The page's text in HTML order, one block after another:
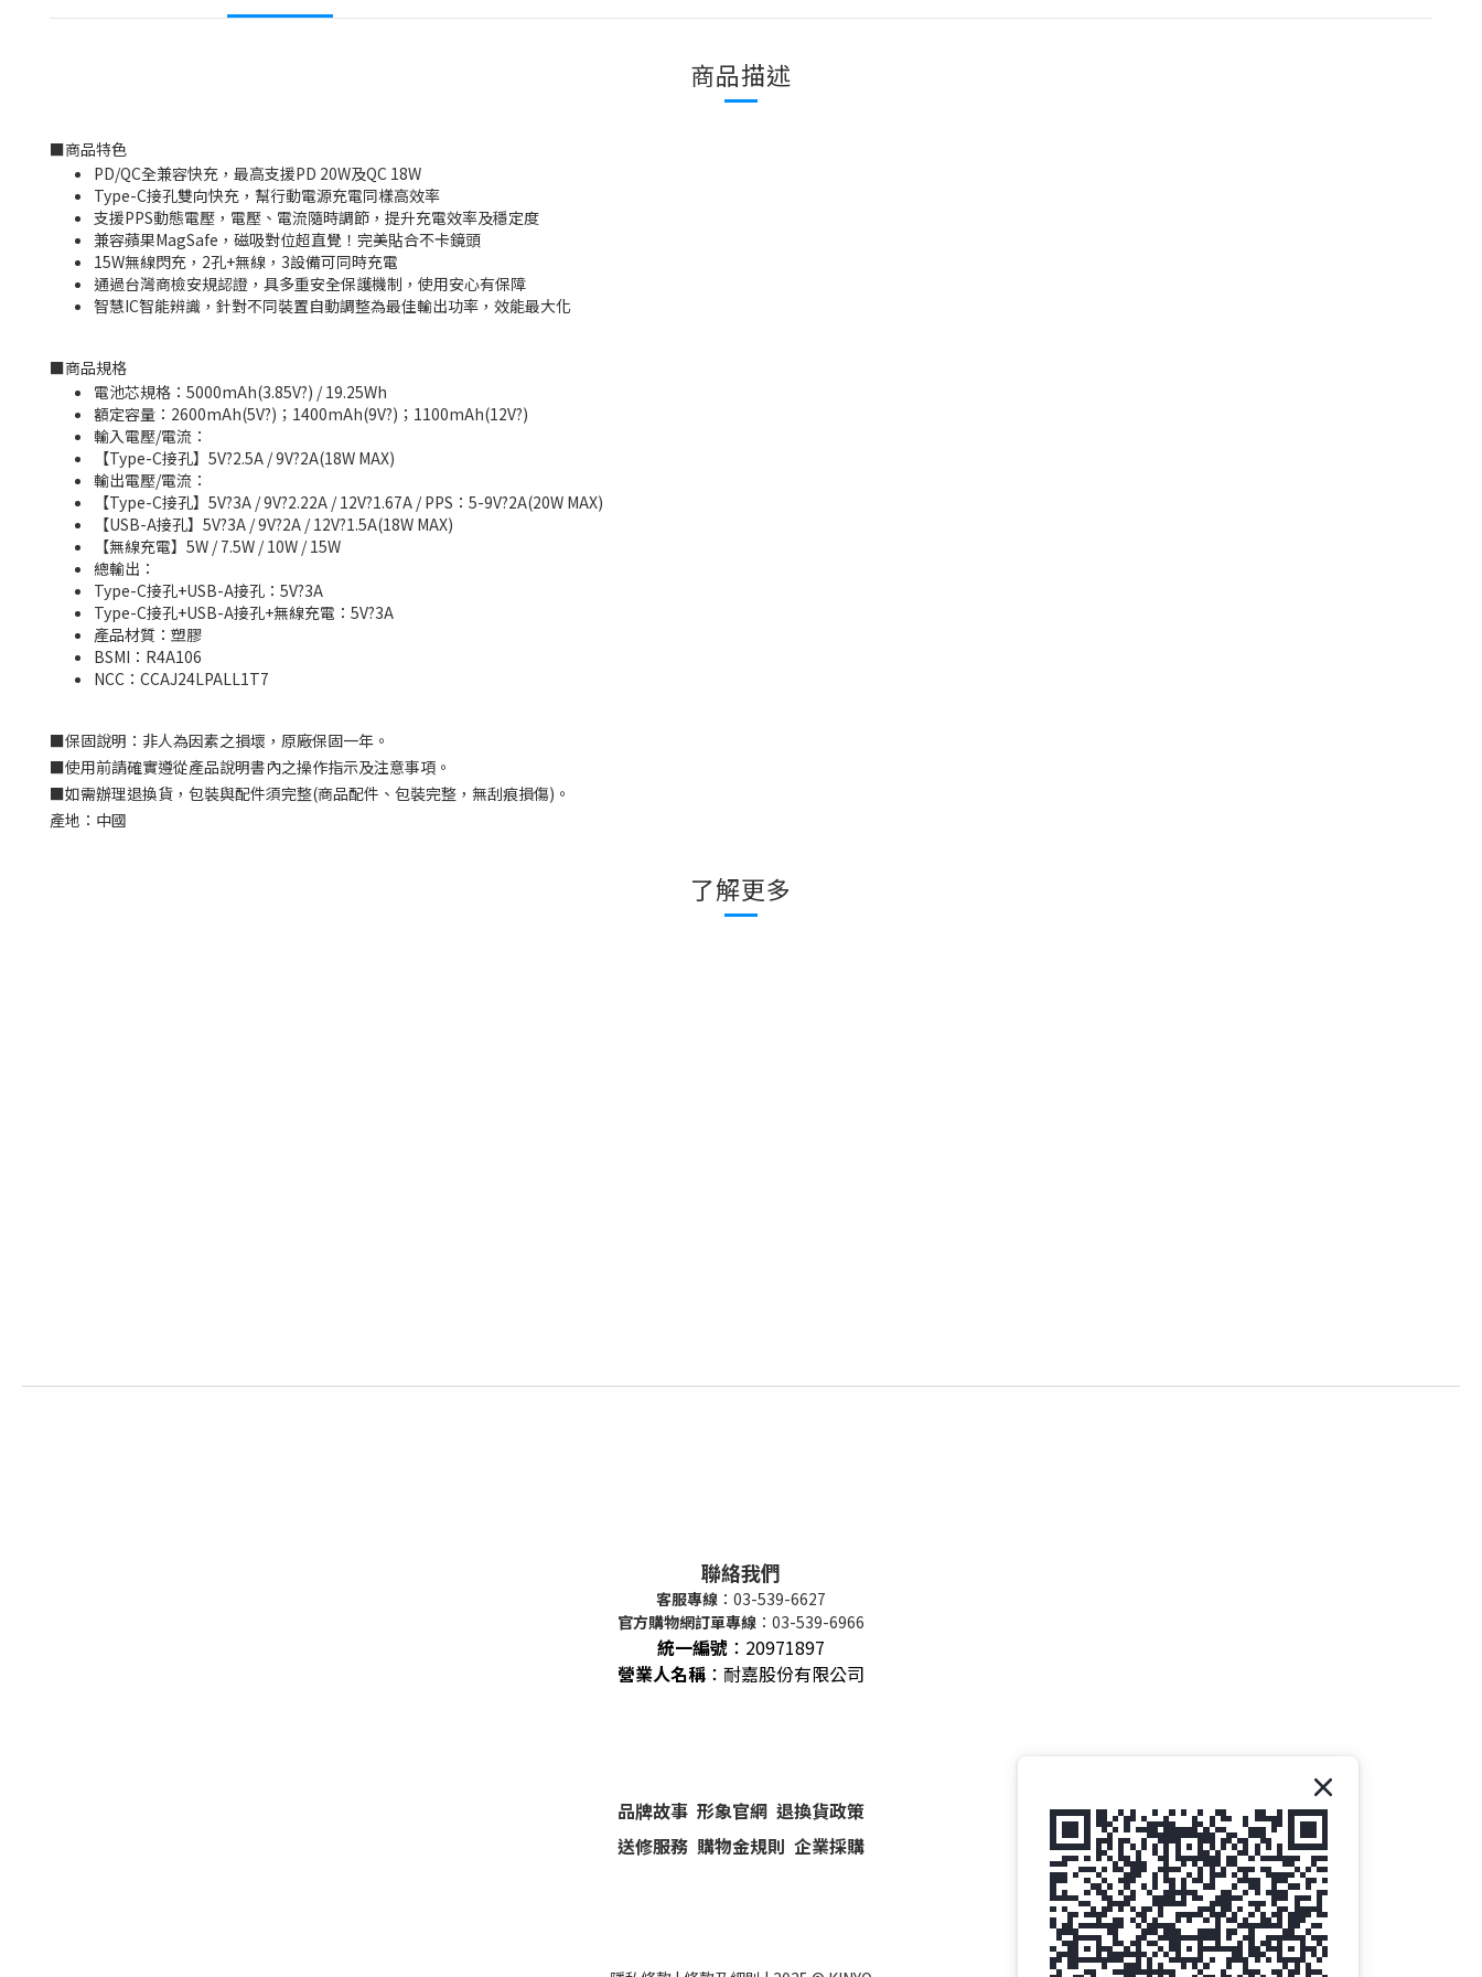
商品描述
■商品特色
PD/QC全兼容快充，最高支援PD 20W及QC 18W
Type-C接孔雙向快充，幫行動電源充電同樣高效率
支援PPS動態電壓，電壓、電流隨時調節，提升充電效率及穩定度
兼容蘋果MagSafe，磁吸對位超直覺！完美貼合不卡鏡頭
15W無線閃充，2孔+無線，3設備可同時充電
通過台灣商檢安規認證，具多重安全保護機制，使用安心有保障
智慧IC智能辨識，針對不同裝置自動調整為最佳輸出功率，效能最大化
■商品規格
電池芯規格：5000mAh(3.85V?) / 19.25Wh
額定容量：2600mAh(5V?)；1400mAh(9V?)；1100mAh(12V?)
輸入電壓/電流：
【Type-C接孔】5V?2.5A / 9V?2A(18W MAX)
輸出電壓/電流：
【Type-C接孔】5V?3A / 9V?2.22A / 12V?1.67A / PPS：5-9V?2A(20W MAX)
【USB-A接孔】5V?3A / 9V?2A / 12V?1.5A(18W MAX)
【無線充電】5W / 7.5W / 10W / 15W
總輸出：
Type-C接孔+USB-A接孔：5V?3A
Type-C接孔+USB-A接孔+無線充電：5V?3A
產品材質：塑膠
BSMI： R4A106
NCC ： CCAJ24LPALL1T7
■保固說明：非人為因素之損壞，原廠保固一年。
■使用前請確實遵從產品說明書內之操作指示及注意事項。
■如需辦理退換貨，包裝與配件須完整(商品配件、包裝完整，無刮痕損傷) 。
產地：中國
了解更多
聯絡我們
客服專線 ：03-539-6627
官方購物網訂單專線 ：03-539-6966
統一編號 ： 20971897
營業人名稱 ：耐嘉股份有限公司
品牌故事 形象官網 退換貨政策
送修服務 購物金規則 企業採購